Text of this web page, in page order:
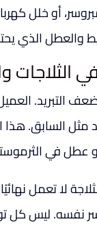
أو خلل
والعطل الذي
الثلاجات
التبريد.
مثل السابق.
عطل في
لا تعمل
نفسه.